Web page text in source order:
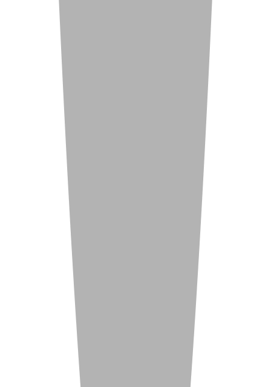
Удобная и вместительная
парковка
Детская площадка